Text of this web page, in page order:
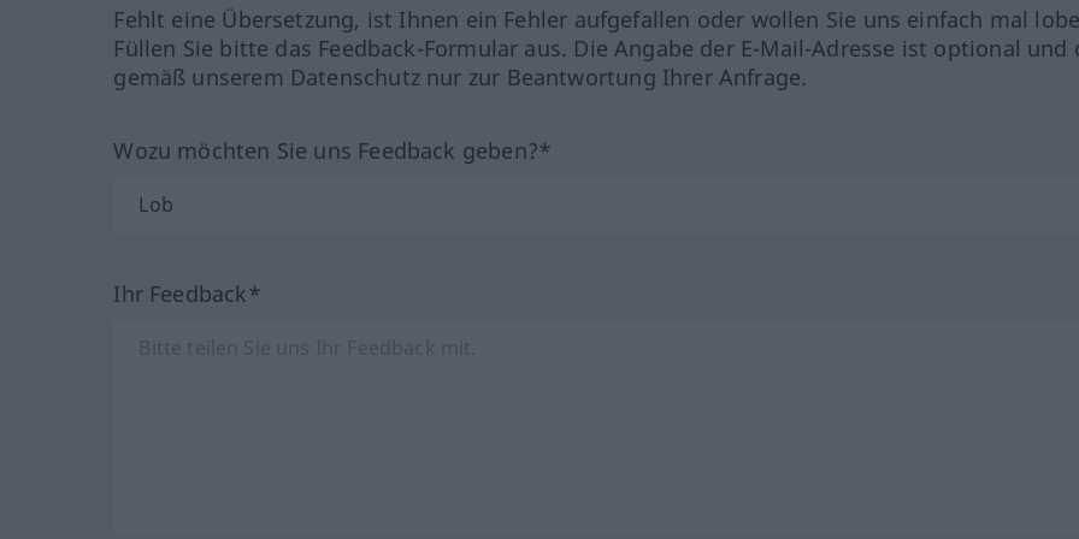
Fehlt eine Übersetzung, ist Ihnen ein Fehler aufgefallen oder wollen Sie uns einfach mal
Füllen Sie bitte das Feedback-Formular aus. Die Angabe der E-Mail-Adresse ist optional und
gemäß unserem Datenschutz nur zur Beantwortung Ihrer Anfrage.
Wozu möchten Sie uns Feedback geben?*
Ihr Feedback*